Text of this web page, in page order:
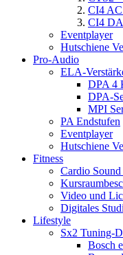
CI4 AC
CI4
Eventplayer
Hutschiene
Pro-Audio
ELA-
DPA 4
DPA-
MPI
PA Endstufen
Eventplayer
Hutschiene
Fitness
Cardio Sound
Video und
Digitales
Lifestyle
Sx2 Tuning-
Bosch